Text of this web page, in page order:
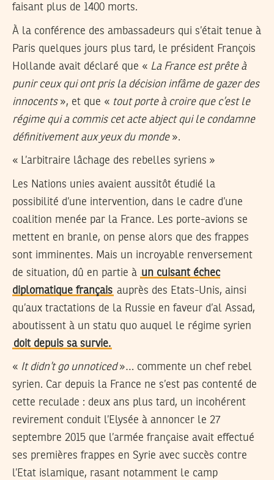
faisant plus de 1400 morts.
À la conférence des ambassadeurs qui s’était tenue à
Paris quelques jours plus tard, le président François
Hollande avait déclaré que « La France est prête à
punir ceux qui ont pris la décision infâme de gazer des
innocents», et que « tout porte à croire que c’est le
régime qui a commis cet acte abject qui le condamne
définitivement aux yeux du monde».
« L’arbitraire lâchage des rebelles syriens »
Les Nations unies avaient aussitôt étudié la
possibilité d’une intervention, dans le cadre d’une
coalition menée par la France. Les porte-avions se
mettent en branle, on pense alors que des frappes
sont imminentes. Mais un incroyable renversement
de situation, dû en partie à un cuisant échec
diplomatique français auprès des Etats-Unis, ainsi
qu’aux tractations de la Russie en faveur d’al Assad,
aboutissent à un statu quo auquel le régime syrien
doit depuis sa survie.
« It didn’t go unnoticed»… commente un chef rebel
syrien. Car depuis la France ne s’est pas contenté de
cette reculade : deux ans plus tard, un incohérent
revirement conduit l’Elysée à annoncer le 27
septembre 2015 que l’armée française avait effectué
ses premières frappes en Syrie avec succès contre
l’Etat islamique, rasant notamment le camp